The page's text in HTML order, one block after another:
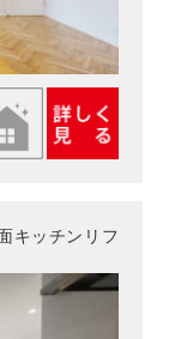
キッチンリフ